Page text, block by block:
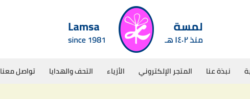
نبذة عنا المتجر الإلكتروني الأزياء التحف والهدايا تواصل معنا